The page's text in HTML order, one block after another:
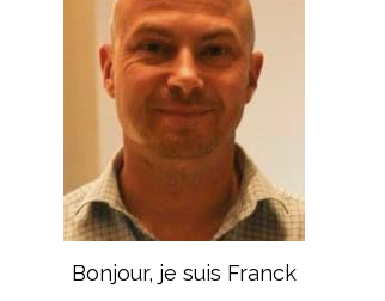
Bonjour, je suis Franck